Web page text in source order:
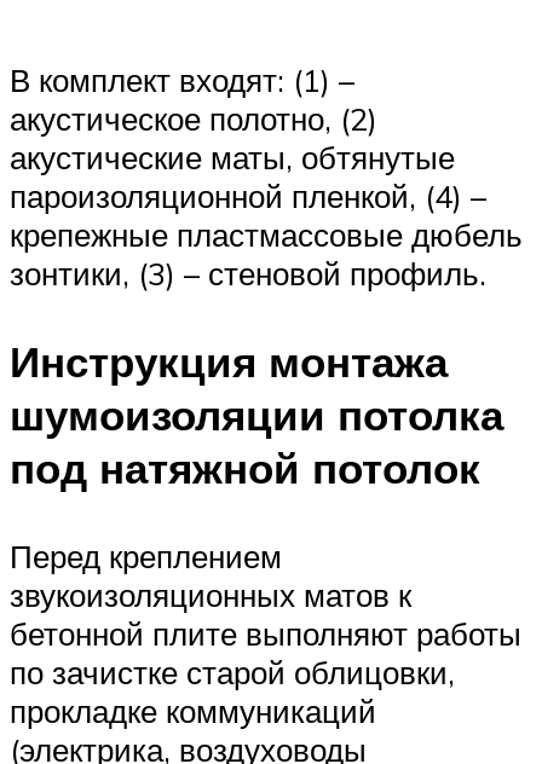
В комплект входят: (1) –
акустическое полотно, (2)
акустические маты, обтянутые
пароизоляционной пленкой, (4) –
крепежные пластмассовые дюбель
зонтики, (3) – стеновой профиль.
Инструкция монтажа
шумоизоляции потолка
под натяжной потолок
Перед креплением
звукоизоляционных матов к
бетонной плите выполняют работы
по зачистке старой облицовки,
прокладке коммуникаций
(электрика, воздуховоды